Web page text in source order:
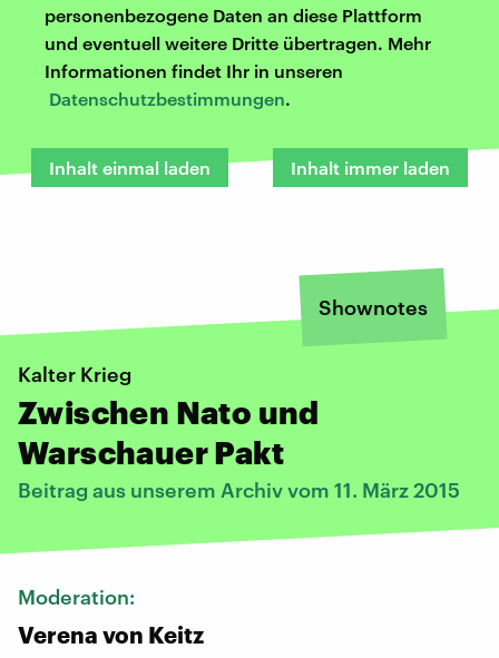
personenbezogene Daten an diese Plattform
und eventuell weitere Dritte übertragen. Mehr
Informationen findet Ihr in unseren
Datenschutzbestimmungen.
Inhalt einmal laden Inhalt immer laden
Shownotes
Kalter Krieg
Zwischen Nato und
Warschauer Pakt
Beitrag aus unserem Archiv vom 11. März 2015
Moderation:
Verena von Keitz